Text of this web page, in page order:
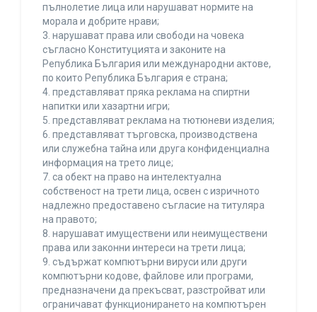
пълнолетие лица или нарушават нормите на
морала и добрите нрави;
3. нарушават права или свободи на човека
съгласно Конституцията и законите на
Република България или международни актове,
по които Република България е страна;
4. представляват пряка реклама на спиртни
напитки или хазартни игри;
5. представляват реклама на тютюневи изделия;
6. представляват търговска, производствена
или служебна тайна или друга конфиденциална
информация на трето лице;
7. са обект на право на интелектуална
собственост на трети лица, освен с изричното
надлежно предоставено съгласие на титуляра
на правото;
8. нарушават имуществени или неимуществени
права или законни интереси на трети лица;
9. съдържат компютърни вируси или други
компютърни кодове, файлове или програми,
предназначени да прекъсват, разстройват или
ограничават функционирането на компютърен